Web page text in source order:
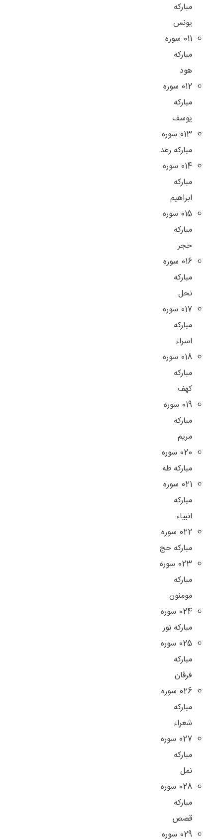
مبارکه
یونس
011 سوره
مبارکه
هود
012 سوره
مبارکه
یوسف
013 سوره
مبارکه رعد
014 سوره
مبارکه
ابراهیم
015 سوره
مبارکه
حجر
016 سوره
مبارکه
نحل
017 سوره
مبارکه
اسراء
018 سوره
مبارکه
کهف
019 سوره
مبارکه
مریم
020 سوره
مبارکه طه
021 سوره
مبارکه
انبیاء
022 سوره
مبارکه حج
023 سوره
مبارکه
مومنون
024 سوره
مبارکه نور
025 سوره
مبارکه
فرقان
026 سوره
مبارکه
شعراء
027 سوره
مبارکه
نمل
028 سوره
مبارکه
قصص
029 سوره